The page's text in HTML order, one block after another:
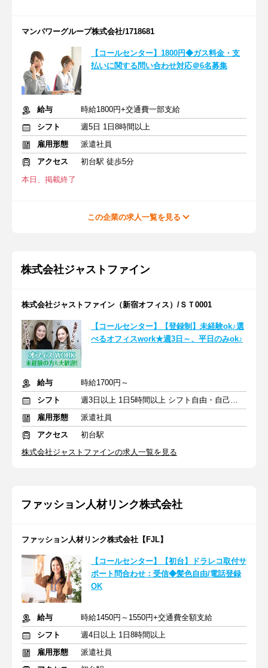
マンパワーグループ株式会社/1718681
【コールセンター】1800円◆ガス料金・支
払いに関する問い合わせ対応＠6名募集
給与
時給1800円+交通費一部支給
シフト
週5日 1日8時間以上
雇用形態
派遣社員
アクセス
初台駅 徒歩5分
本日、掲載終了
この企業の求人一覧を見る
株式会社ジャストファイン
株式会社ジャストファイン（新宿オフィス）/ＳＴ0001
【コールセンター】【登録制】未経験ok♪選
べるオフィスwork★週3日～、平日のみok♪
給与
時給1700円～
シフト
週3日以上 1日5時間以上 シフト自由・自己申告
雇用形態
派遣社員
アクセス
初台駅
株式会社ジャストファインの求人一覧を見る
ファッション人材リンク株式会社
ファッション人材リンク株式会社【FJL】
【コールセンター】【初台】ドラレコ取付サ
ポート問合わせ：受信◆髪色自由/電話登録
OK
給与
時給1450円～1550円+交通費全額支給
シフト
週4日以上 1日8時間以上
雇用形態
派遣社員